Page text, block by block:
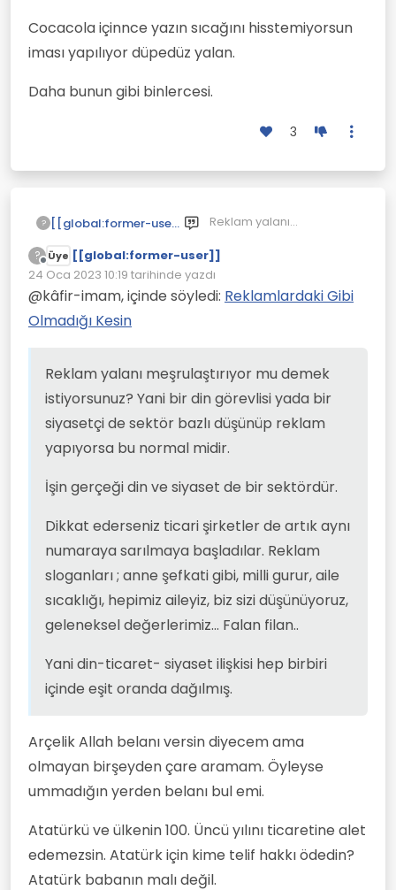
Cocacola içinnce yazın sıcağını hisstemiyorsun
iması yapılıyor düpedüz yalan.
Daha bunun gibi binlercesi.
3
? [[global:former-user]]
Reklam yalanı
demek istiyorsunuz? Yani
bir din görevlisi yada bir
siyasetçi de sektör bazlı
düşünüp reklam
İşin gerçeği din ve siyaset
de bir sektördür.
Dikkat ederseniz ticari
şirketler de artık aynı
gibi, milli gurur, aile
sıcaklığı, hepimiz aileyiz,
biz sizi düşünüyoruz,
geleneksel değerlerimiz...
Falan filan..
?
Çevrimdışı
Üye [[global:former-user]]
24 Oca 2023 10:19 tarihinde yazdı
Son düzenleyen:
@kâfir-imam, içinde söyledi: Reklamlardaki Gibi
Olmadığı Kesin
Reklam yalanı meşrulaştırıyor mu demek
istiyorsunuz? Yani bir din görevlisi yada bir
siyasetçi de sektör bazlı düşünüp reklam
yapıyorsa bu normal midir.
İşin gerçeği din ve siyaset de bir sektördür.
Dikkat ederseniz ticari şirketler de artık aynı
numaraya sarılmaya başladılar. Reklam
sloganları ; anne şefkati gibi, milli gurur, aile
sıcaklığı, hepimiz aileyiz, biz sizi düşünüyoruz,
geleneksel değerlerimiz... Falan filan..
Yani din-ticaret- siyaset ilişkisi hep birbiri
içinde eşit oranda dağılmış.
Arçelik Allah belanı versin diyecem ama
olmayan birşeyden çare aramam. Öyleyse
ummadığın yerden belanı bul emi.
Atatürkü ve ülkenin 100. Üncü yılını ticaretine alet
edemezsin. Atatürk için kime telif hakkı ödedin?
Atatürk babanın malı değil.